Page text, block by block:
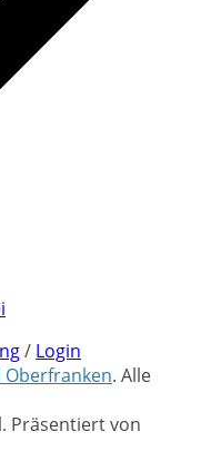
/ Login
Oberfranken. Alle
Präsentiert von